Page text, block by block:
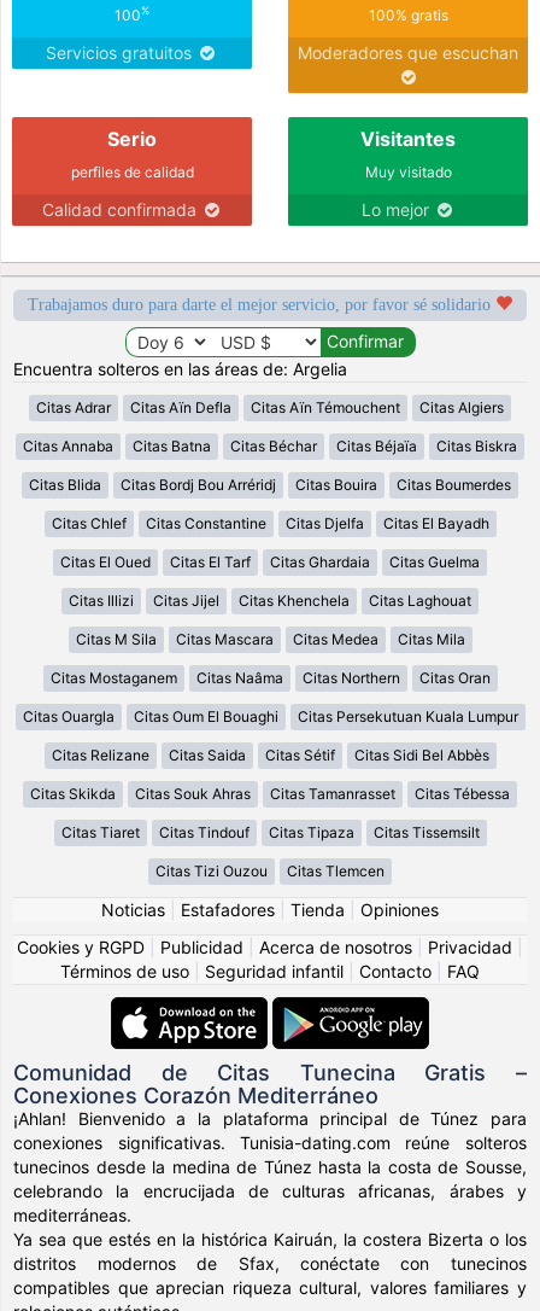
100%
Servicios gratuitos
100% gratis
Moderadores que escuchan
Serio
perfiles de calidad
Calidad confirmada
Visitantes
Muy visitado
Lo mejor
Trabajamos duro para darte el mejor servicio, por favor sé solidario
Encuentra solteros en las áreas de: Argelia
Citas Adrar Citas Aïn Defla Citas Aïn Témouchent Citas Algiers
Citas Annaba Citas Batna Citas Béchar Citas Béjaïa Citas Biskra
Citas Blida Citas Bordj Bou Arréridj Citas Bouira Citas Boumerdes
Citas Chlef Citas Constantine Citas Djelfa Citas El Bayadh
Citas El Oued Citas El Tarf Citas Ghardaia Citas Guelma
Citas Illizi Citas Jijel Citas Khenchela Citas Laghouat
Citas M Sila Citas Mascara Citas Medea Citas Mila
Citas Mostaganem Citas Naâma Citas Northern Citas Oran
Citas Ouargla Citas Oum El Bouaghi Citas Persekutuan Kuala Lumpur
Citas Relizane Citas Saida Citas Sétif Citas Sidi Bel Abbès
Citas Skikda Citas Souk Ahras Citas Tamanrasset Citas Tébessa
Citas Tiaret Citas Tindouf Citas Tipaza Citas Tissemsilt
Citas Tizi Ouzou Citas Tlemcen
Noticias Estafadores Tienda
Opiniones
Cookies y RGPD
Publicidad Acerca de nosotros Privacidad
Términos de uso
Seguridad infantil Contacto FAQ
Comunidad de Citas Tunecina Gratis –
Conexiones Corazón Mediterráneo
¡Ahlan! Bienvenido a la plataforma principal de Túnez para
conexiones significativas. Tunisia-dating.com reúne solteros
tunecinos desde la medina de Túnez hasta la costa de Sousse,
celebrando la encrucijada de culturas africanas, árabes y
mediterráneas.
Ya sea que estés en la histórica Kairuán, la costera Bizerta o los
distritos modernos de Sfax, conéctate con tunecinos
compatibles que aprecian riqueza cultural, valores familiares y